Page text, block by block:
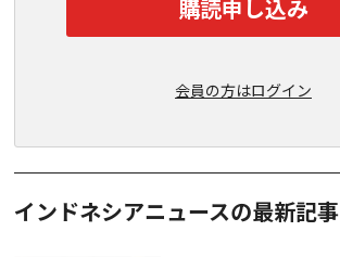
購読申し込み
会員の方はログイン
インドネシアニュースの最新記事